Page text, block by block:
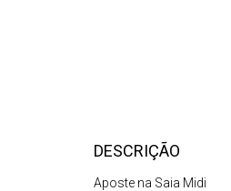
DESCRIÇÃO
Aposte na Saia Midi